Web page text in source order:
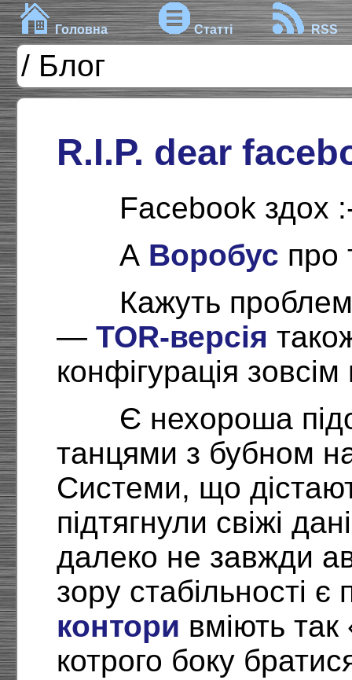
/ Блог
R.I.P. dear
Facebook здох
А Воробус про
Кажуть
— TOR-версія
конфігурація
Є нехороша
танцями з бубном
Системи, що
підтягнули свіжі
далеко не завжди
зору стабільності
контори вміють
котрого боку
Головна Статті RSS